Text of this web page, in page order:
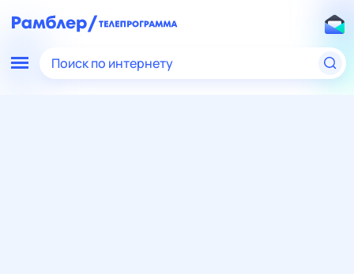
Поиск по интернету